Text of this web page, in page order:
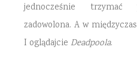
jednocześnie
zadowolona. A w
I oglądajcie Deadpoola.